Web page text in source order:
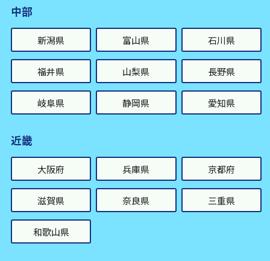
中部
新潟県 富山県 石川県
福井県 山梨県 長野県
岐阜県 静岡県 愛知県
近畿
大阪府 兵庫県 京都府
滋賀県 奈良県 三重県
和歌山県